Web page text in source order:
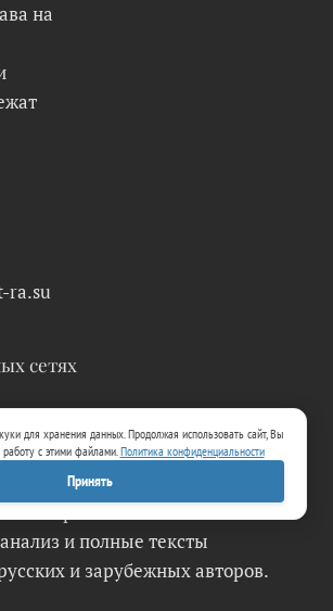
на
ra.su
сетях
библиотека.
и полные тексты
и зарубежных авторов.
для хранения данных. Продолжая использовать сайт, Вы
работу с этими файлами.Политика конфиденциальности
Принять